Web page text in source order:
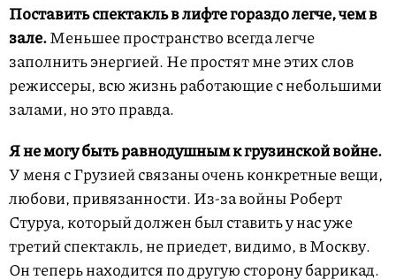
Поставить спектакльв лифте гораздо легче, чем в
зале.Меньшее пространство всегда легче
заполнить энергией. Не простят мне этих слов
режиссеры, всю жизнь работающие с небольшими
залами, но это правда.
Я не могу бытьравнодушным к грузинской войне.
У меня с Грузией связаны очень конкретные вещи,
любови, привязанности. Из-за войны Роберт
Стуруа, который должен был ставить у нас уже
третий спектакль, не приедет, видимо, в Москву.
Он теперь находится по другую сторону баррикад.